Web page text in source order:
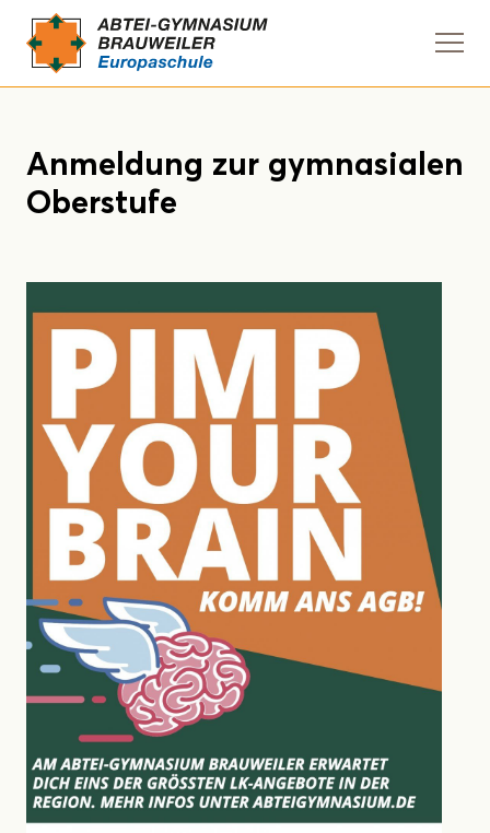
Anmeldung zur gymnasialen
Oberstufe